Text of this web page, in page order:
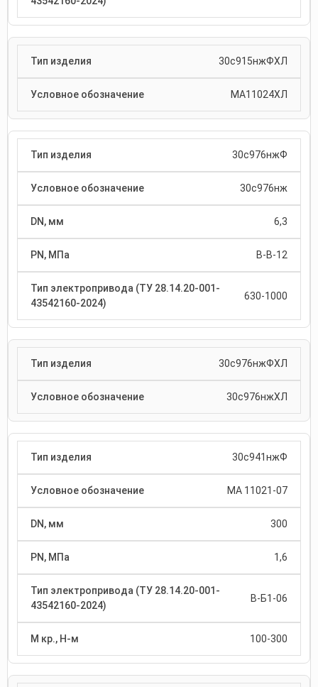
30с915нжФХЛ
МА11024ХЛ
30с976нжФ
30с976нж
6,3
В-В-12
630-1000
30с976нжФХЛ
30с976нжХЛ
30с941нжФ
МА 11021-07
300
1,6
В-Б1-06
100-300